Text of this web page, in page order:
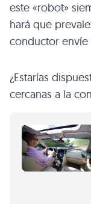
este «robot»
hará que
conductor envíe
¿Estarías
cercanas a la